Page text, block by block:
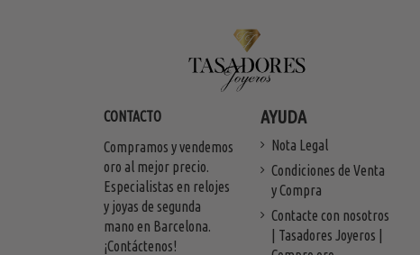
CONTACTO
Compramos y vendemos
oro al mejor precio.
Especialistas en relojes
y joyas de segunda
mano en Barcelona.
¡Contáctenos!
AYUDA
Nota Legal
Condiciones de Venta
y Compra
Contacte con nosotros
| Tasadores Joyeros |